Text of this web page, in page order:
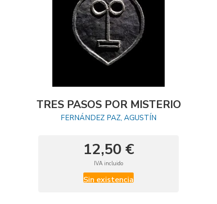
TRES PASOS POR MISTERIO
FERNÁNDEZ PAZ, AGUSTÍN
12,50 €
IVA incluido
Sin existencia